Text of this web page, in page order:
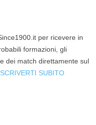
per ricevere in
formazioni, gli
dei match direttamente sul
SUBITO